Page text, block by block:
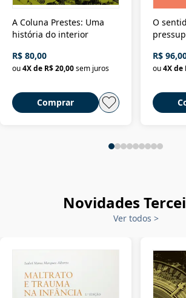
A Coluna Prestes: Uma
história do interior
R$ 80,00
ou4X de R$ 20,00sem juros
Comprar
O
R$
ou 4X de
Novidades
Ver todos >